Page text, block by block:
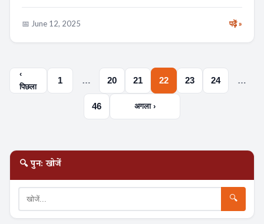
📅 June 12, 2025 पढ़ें »
‹
पिछला
1 … 20 21 22 23 24 …
46 अगला ›
🔍 पुनः खोजें
🔍